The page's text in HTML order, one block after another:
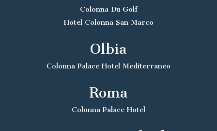
Colonna Du Golf
Hotel Colonna San Marco
Olbia
Colonna Palace Hotel Mediterraneo
Roma
Colonna Palace Hotel